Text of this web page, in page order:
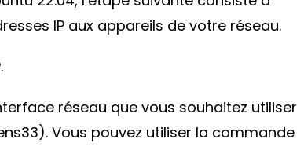
IP aux appareils de votre réseau.
réseau que vous souhaitez utiliser
Vous pouvez utiliser la commande